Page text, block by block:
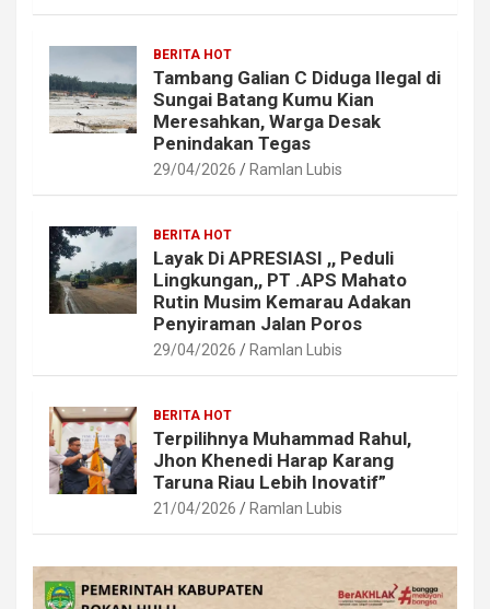
BERITA HOT
Tambang Galian C Diduga Ilegal di
Sungai Batang Kumu Kian
Meresahkan, Warga Desak
Penindakan Tegas
29/04/2026 Ramlan Lubis
BERITA HOT
Layak Di APRESIASI ,, Peduli
Lingkungan,, PT .APS Mahato
Rutin Musim Kemarau Adakan
Penyiraman Jalan Poros
29/04/2026 Ramlan Lubis
BERITA HOT
Terpilihnya Muhammad Rahul,
Jhon Khenedi Harap Karang
Taruna Riau Lebih Inovatif”
21/04/2026 Ramlan Lubis